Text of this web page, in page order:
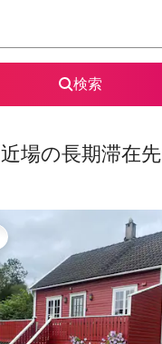
検索
近場の長期滞在先